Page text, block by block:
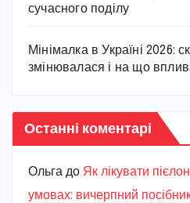
сучасного поділу
Мінімалка в Україні 2026:
змінювалася і на що
Останні коментарі
Ольга до Як лікувати
умовах: вичерпний